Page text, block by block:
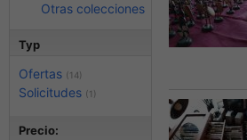
Otras colecciones
Typ
Ofertas (14)
Solicitudes (1)
Precio: